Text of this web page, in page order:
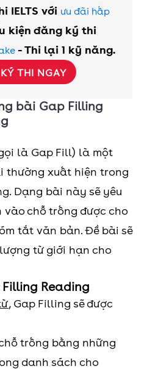
IELTS với ưu đãi hấp
kiện đăng ký thi
- Thi lại 1 kỹ năng.
THI NGAY
bài Gap Filling
là Gap Fill) là một
thường xuất hiện trong
Dạng bài này sẽ yêu
chỗ trống được cho
tắt văn bản. Đề bài sẽ
từ giới hạn cho
Reading
, Gap Filling sẽ được
trống bằng những
danh sách cho